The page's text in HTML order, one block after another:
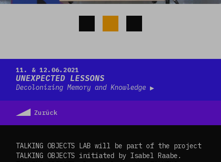
11. & 12.06.2021
UNEXPECTED LESSONS
Decolonizing Memory and Knowledge
Zurück
TALKING OBJECTS LAB will be part of the project
TALKING OBJECTS initiated by Isabel Raabe.